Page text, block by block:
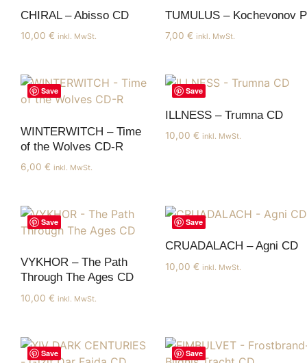
CHIRAL – Abisso CD
10,00 € inkl. MwSt.
TUMULUS – Kochevonov
7,00 € inkl. MwSt.
Save
WINTERWITCH – Time
of the Wolves CD-R
6,00 € inkl. MwSt.
Save
ILLNESS – Trumna CD
10,00 € inkl. MwSt.
Save
VYKHOR – The Path
Through The Ages CD
10,00 € inkl. MwSt.
Save
CRUADALACH – Agni CD
10,00 € inkl. MwSt.
Save Save